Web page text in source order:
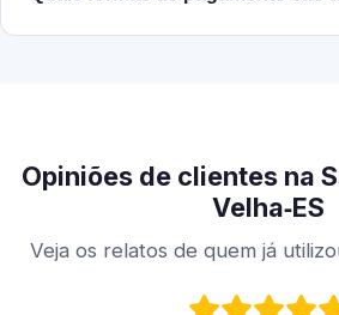
Opiniões de clientes na
Velha‑ES
Veja os relatos de quem já